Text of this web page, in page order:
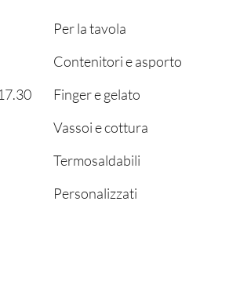
Per la tavola
Contenitori e asporto
Finger e gelato
Vassoi e cottura
Termosaldabili
Personalizzati